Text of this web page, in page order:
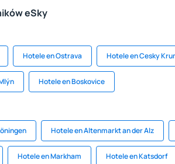
eSky
Hotele en Ostrava Hotele en Cesky
Hotele en Boskovice
Hotele en Altenmarkt an der Alz
Hotele en Markham Hotele en Katsdorf